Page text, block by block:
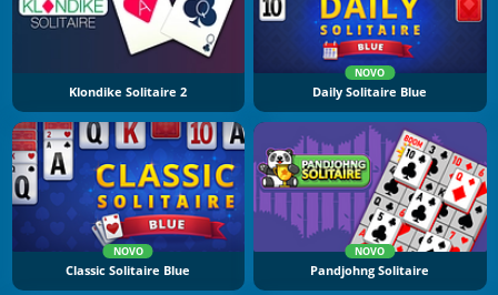
Klondike Solitaire 2
NOVO
Daily Solitaire Blue
NOVO
Classic Solitaire Blue
NOVO
Pandjohng Solitaire